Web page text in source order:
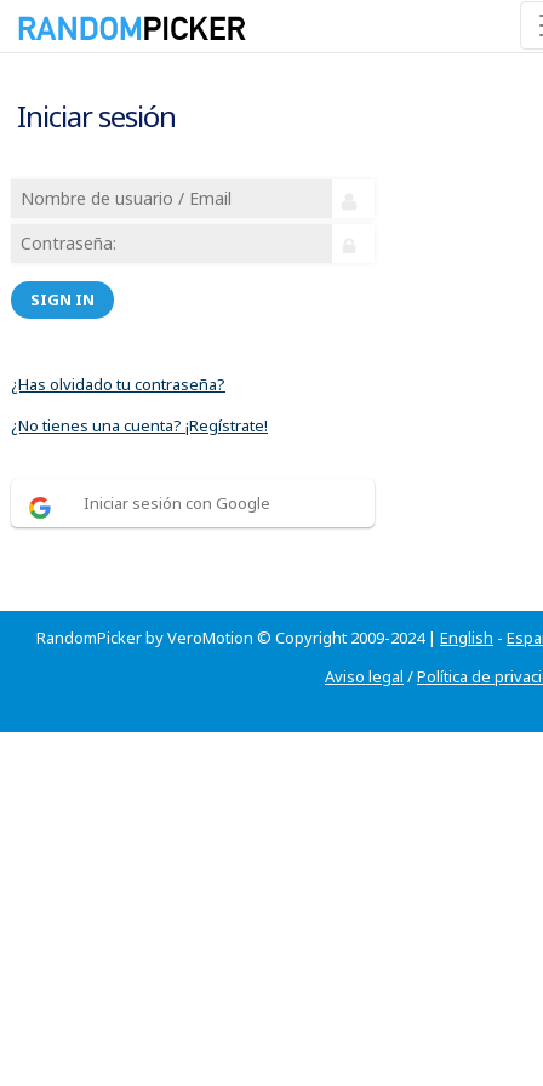
Iniciar sesión
SIGN IN
¿Has olvidado tu contraseña?
¿No tienes una cuenta? ¡Regístrate!
Iniciar sesión con Google
RandomPicker by VeroMotion © Copyright 2009-2024 | English -
Aviso legal /Política de